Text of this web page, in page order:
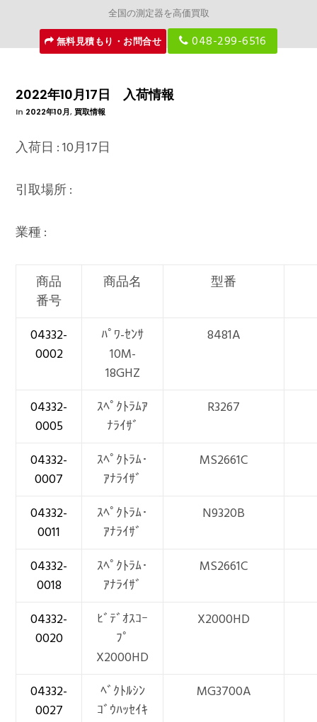
全国の測定器を高価買取
無料見積もり・お問合せ
048-299-6516
2022年10月17日 入荷情報
In 2022年10月,買取情報
入荷日 : 10月17日
引取場所 :
業種 :
商品
番号
商品名 型番
04332-
0002
ﾊﾟﾜ-ｾﾝｻ
10M-
18GHZ
8481A
04332-
0005
ｽﾍﾟｸﾄﾗﾑｱ
ﾅﾗｲｻﾞ
R3267
04332-
0007
ｽﾍﾟｸﾄﾗﾑ･
ｱﾅﾗｲｻﾞ
MS2661C
04332-
0011
ｽﾍﾟｸﾄﾗﾑ･
ｱﾅﾗｲｻﾞ
N9320B
04332-
0018
ｽﾍﾟｸﾄﾗﾑ･
ｱﾅﾗｲｻﾞ
MS2661C
04332-
0020
ﾋﾞﾃﾞｵｽｺｰ
ﾌﾟ
X2000HD
X2000HD
04332-
0027
ﾍﾞｸﾄﾙｼﾝ
ｺﾞｳﾊｯｾｲｷ
MG3700A